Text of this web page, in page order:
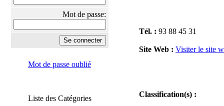
Mot de passe:
Mot de passe oublié
Liste des Catégories
Tél. : 93 88 45 31
Site Web : Visiter le site
Classification(s) :